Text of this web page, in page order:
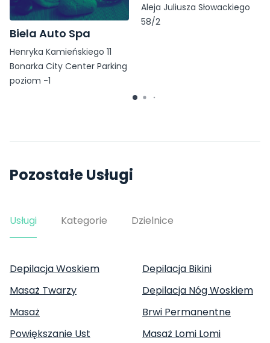
Biela Auto Spa
Henryka Kamieńskiego 11
Bonarka City Center Parking
poziom -1
Aleja Juliusza Słowackiego
58/2
Pozostałe Usługi
Usługi Kategorie Dzielnice
Depilacja Woskiem
Depilacja Bikini
Masaż Twarzy
Depilacja Nóg Woskiem
Masaż
Brwi Permanentne
Powiększanie Ust
Masaż Lomi Lomi